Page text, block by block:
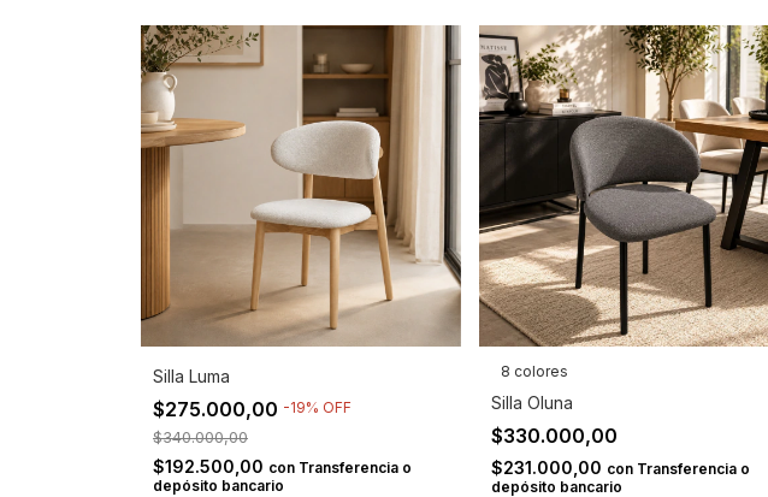
Silla Luma
$275.000,00 -19% OFF
$340.000,00
$192.500,00 con Transferencia o
depósito bancario
8 colores
Silla Oluna
$330.000,00
$231.000,00 con Transferencia o
depósito bancario